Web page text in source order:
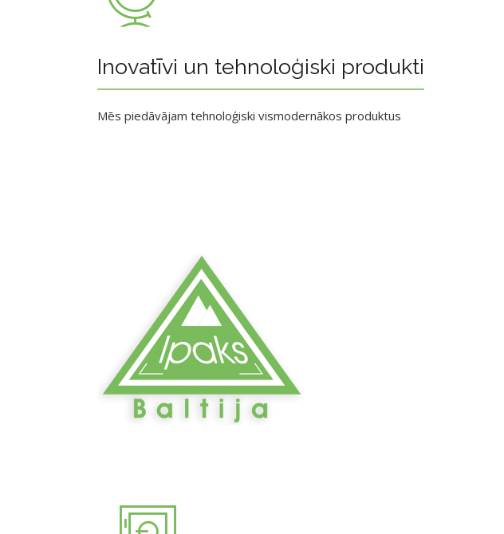
Inovatīvi un tehnoloģiski produkti
Mēs piedāvājam tehnoloģiski vismodernākos produktus